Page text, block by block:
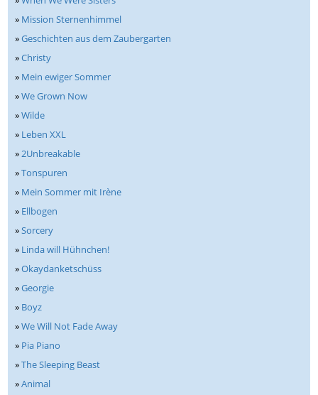
» Mission Sternenhimmel
»Geschichten aus dem Zaubergarten
»Christy
» Mein ewiger Sommer
»We Grown Now
»Wilde
» Leben XXL
»2Unbreakable
»Tonspuren
» Mein Sommer mit Irène
» Ellbogen
»Sorcery
» Linda will Hühnchen!
»Okaydanketschüss
»Georgie
» Boyz
»We Will Not Fade Away
» Pia Piano
»The Sleeping Beast
»Animal